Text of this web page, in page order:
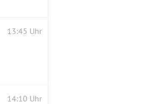
13:45 Uhr
14:10 Uhr